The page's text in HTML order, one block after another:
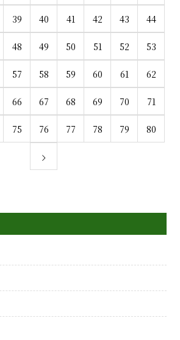
39 40 41 42 43 44
48 49 50 51 52 53
57 58 59 60 61 62
66 67 68 69 70 71
75 76 77 78 79 80